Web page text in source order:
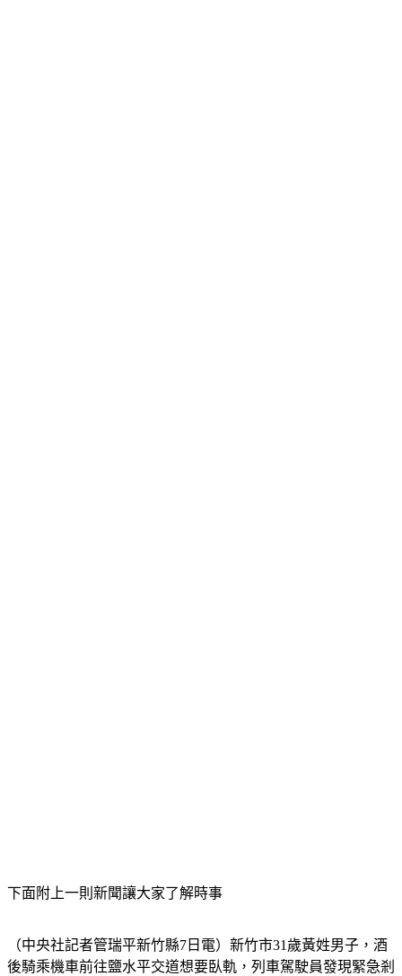
下面附上一則新聞讓大家了解時事
（中央社記者管瑞平新竹縣7日電）新竹市31歲黃姓男子，酒
後騎乘機車前往鹽水平交道想要臥軌，列車駕駛員發現緊急剎